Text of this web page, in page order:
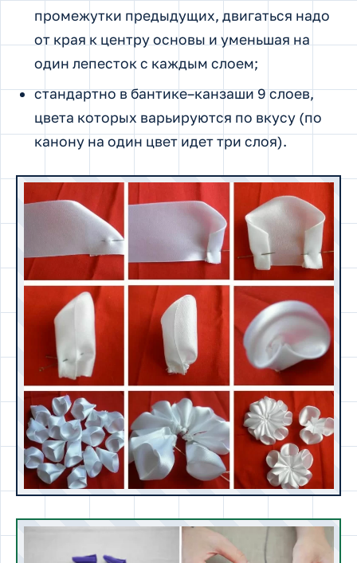
промежутки предыдущих, двигаться надо
от края к центру основы и уменьшая на
один лепесток с каждым слоем;
стандартно в бантике–канзаши 9 слоев,
цвета которых варьируются по вкусу (по
канону на один цвет идет три слоя).